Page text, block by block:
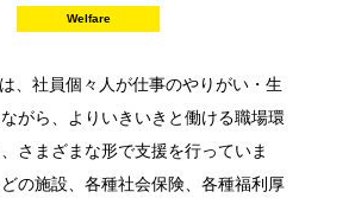
Welfare
、社員個々人が仕事のやりがい・生
がら、よりいきいきと働ける職場環
さまざまな形で支援を行っていま
の施設、各種社会保険、各種福利厚